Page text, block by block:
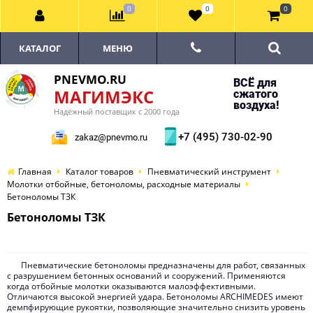
PNEVMO.RU
МАГИМЭКС
Надёжный поставщик с 2000 года
ВСЁ для
сжатого
воздуха!
zakaz@pnevmo.ru +7 (495) 730-02-90
КАТАЛОГ МЕНЮ
Главная Каталог товаров
Пневматический инструмент
Молотки отбойные, бетоноломы, расходные материалы
Бетоноломы ТЗК
Бетоноломы ТЗК
Пневматические бетоноломы предназначены для работ, связанных
с разрушением бетонных оснований и сооружений. Применяются
когда отбойные молотки оказываются малоэффективными.
Отличаются высокой энергией удара. Бетоноломы ARCHIMEDES имеют
демпфирующие рукоятки, позволяющие значительно снизить уровень
0 0 0